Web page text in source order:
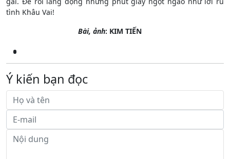
tình Khâu Vai!
Bài, ảnh: KIM TIẾN
Ý kiến bạn đọc